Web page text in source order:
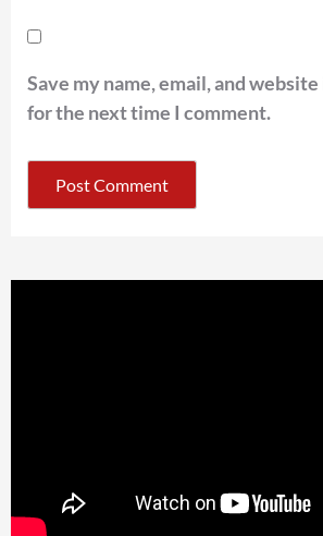
Save my name, email, and
for the next time I comment.